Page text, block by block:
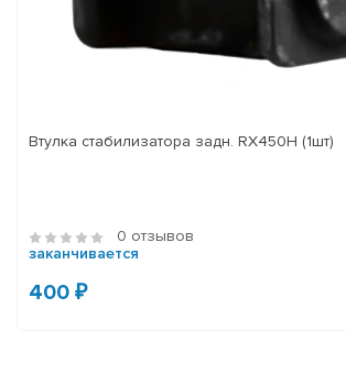
Втулка стабилизатора задн. RX450H (1шт)
0 отзывов
заканчивается
400 ₽